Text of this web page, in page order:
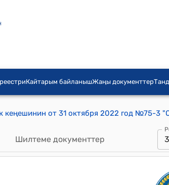
Кайтарым байланышЖаңы документтер
Шилтеме документтер